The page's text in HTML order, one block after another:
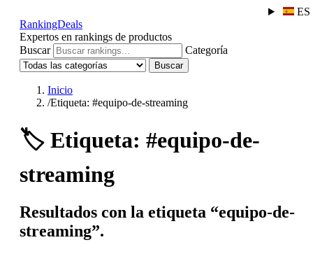
ES
RankingDeals
Expertos en rankings de productos
Buscar
Categoría
Buscar
Inicio
/Etiqueta: #equipo-de-streaming
🏷️ Etiqueta: #equipo-de-
streaming
Resultados con la etiqueta “equipo-de-
streaming”.